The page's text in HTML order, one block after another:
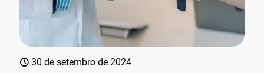
30 de setembro de 2024